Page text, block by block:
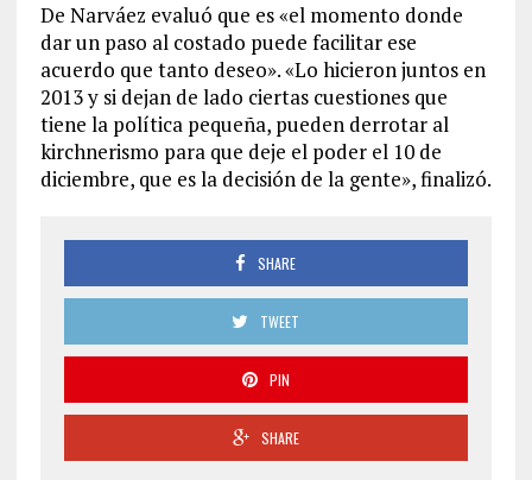
De Narváez evaluó que es «el momento donde
dar un paso al costado puede facilitar ese
acuerdo que tanto deseo». «Lo hicieron juntos en
2013 y si dejan de lado ciertas cuestiones que
tiene la política pequeña, pueden derrotar al
kirchnerismo para que deje el poder el 10 de
diciembre, que es la decisión de la gente», finalizó.
SHARE
TWEET
PIN
SHARE